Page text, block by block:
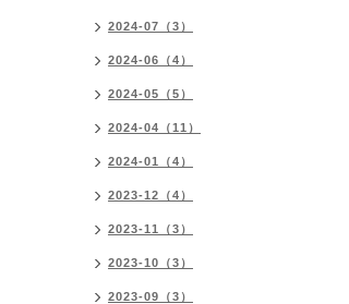
2024-07（3）
2024-06（4）
2024-05（5）
2024-04（11）
2024-01（4）
2023-12（4）
2023-11（3）
2023-10（3）
2023-09（3）